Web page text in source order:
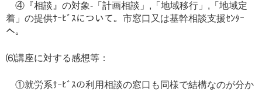
④『相談』の対象-「計画相談」,「地域移行」,「地域定
着」の提供ｻｰﾋﾞｽについて。市窓口又は基幹相談支援ｾﾝﾀｰ
へ。
⑹講座に対する感想等：
①就労系ｻｰﾋﾞｽの利用相談の窓口も同様で結構なのが分か